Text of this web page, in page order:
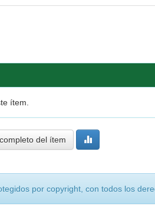
ítem.
del ítem
por copyright, con todos los